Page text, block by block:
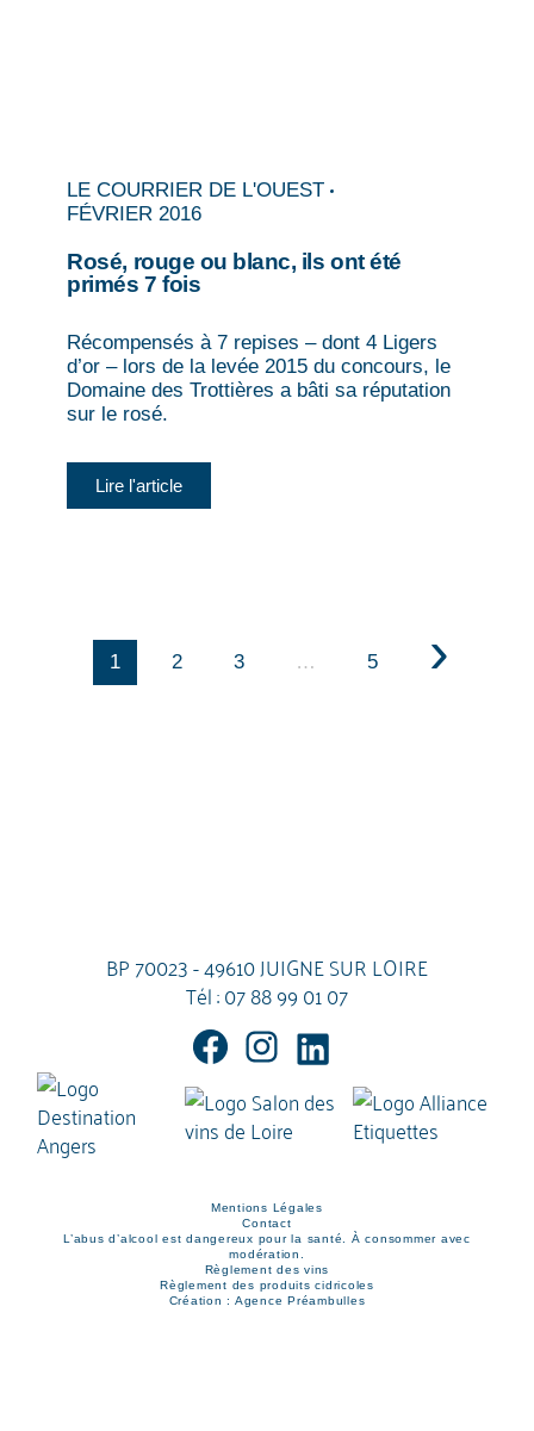
LE COURRIER DE L'OUEST
FÉVRIER 2016
Rosé, rouge ou blanc, ils ont été
primés 7 fois
Récompensés à 7 repises – dont 4 Ligers
d’or – lors de la levée 2015 du concours, le
Domaine des Trottières a bâti sa réputation
sur le rosé.
Lire l'article
1 2 3 … 5
BP 70023 - 49610 JUIGNE SUR LOIRE
Tél :07 88 99 01 07
Mentions Légales
Contact
L’abus d’alcool est dangereux pour la santé. À consommer avec
modération.
Règlement des vins
Règlement des produits cidricoles
Création : Agence Préambulles